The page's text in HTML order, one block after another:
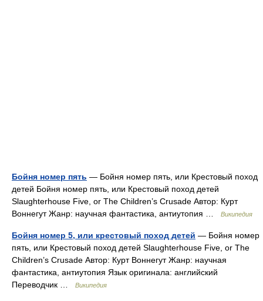
Бойня номер пять — Бойня номер пять, или Крестовый поход
детей Бойня номер пять, или Крестовый поход детей
Slaughterhouse Five, or The Children’s Crusade Автор: Курт
Воннегут Жанр: научная фантастика, антиутопия …
Википедия
Бойня номер 5, или крестовый поход детей — Бойня номер
пять, или Крестовый поход детей Slaughterhouse Five, or The
Children’s Crusade Автор: Курт Воннегут Жанр: научная
фантастика, антиутопия Язык оригинала: английский
Переводчик …
Википедия